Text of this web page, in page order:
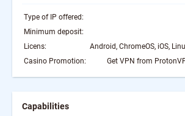
Type of IP offered:
Minimum deposit:
Licens:
Android, ChromeOS, iOS,
Casino Promotion:
Get VPN from
Capabilities